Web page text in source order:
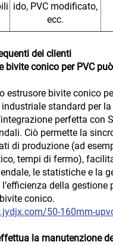
ido, PVC modificato,
ecc.
dei clienti
bivite conico per PVC
estrusore bivite conico
industriale standard per la
perfetta con
Ciò permette la
di produzione (ad
tempi di fermo),
le statistiche e la
della gestione
conico.
50-160mm-
la manutenzione